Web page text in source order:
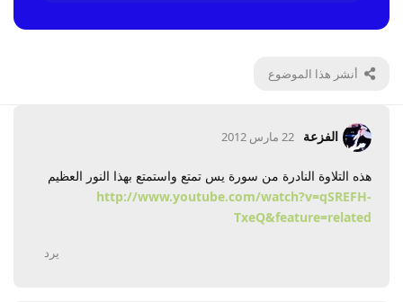
أنشر هذا الموضوع
الفزعة 22 مارس 2012
هذه التلاوة النادرة من سورة يس تمتع واستمتع بهذا النور العظيم
http://www.youtube.com/watch?v=qSREFH-
TxeQ&feature=related
يرد